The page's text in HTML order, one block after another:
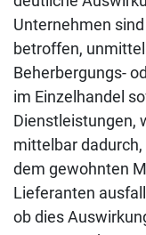
Unternehmen
betroffen,
Beherbergungs-
im Einzelhandel
Dienstleistungen,
mittelbar
dem gewohnten
Lieferanten
ob dies